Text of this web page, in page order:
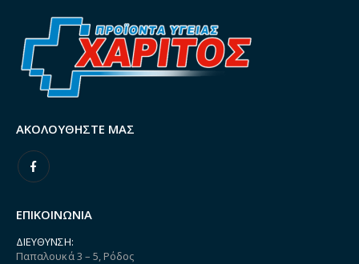
ΑΚΟΛΟΥΘΉΣΤΕ ΜΑΣ
ΕΠΙΚΟΙΝΩΝΙΑ
ΔΙΕΎΘΥΝΣΗ:
Παπαλουκά 3 – 5, Ρόδος